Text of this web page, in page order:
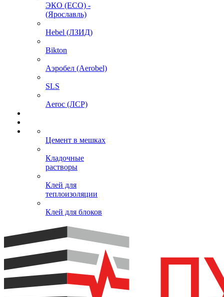
ЭКО (ECO) -
(Ярославль)
Hebel (ЛЗИД)
Bikton
Аэробел (Aerobel)
SLS
Aeroc (ЛСР)
Цемент в мешках
Кладочные
растворы
Клей для
теплоизоляции
Клей для блоков